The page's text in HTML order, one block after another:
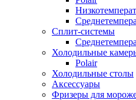
Сплит-системы
Холодильные
Polair
Холодильные столы
Аксессуары
Фризеры для